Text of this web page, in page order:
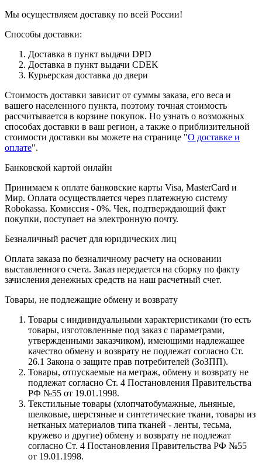
Мы осуществляем доставку по всей России!
Способы доставки:
Доставка в пункт выдачи DPD
Доставка в пункт выдачи CDEK
Курьерская доставка до двери
Стоимость доставки зависит от суммы заказа, его веса и
вашего населенного пункта, поэтому точная стоимость
рассчитывается в корзине покупок. Но узнать о возможных
способах доставки в ваш регион, а также о приблизительной
стоимости доставки вы можете на странице "О доставке и
оплате".
Банковской картой онлайн
Принимаем к оплате банковские карты Visa, MasterCard и
Мир. Оплата осуществляется через платежную систему
Robokassa. Комиссия - 0%. Чек, подтверждающий факт
покупки, поступает на электронную почту.
Безналичный расчет для юридических лиц
Оплата заказа по безналичному расчету на основании
выставленного счета. Заказ передается на сборку по факту
зачисления денежных средств на наш расчетный счет.
Товары, не подлежащие обмену и возврату
Товары с индивидуальными характеристиками (то есть
товары, изготовленные под заказ с параметрами,
утвержденными заказчиком), имеющими надлежащее
качество обмену и возврату не подлежат согласно Ст.
26.1 Закона о защите прав потребителей (ЗоЗПП).
Товары, отпускаемые на метраж, обмену и возврату не
подлежат согласно Ст. 4 Постановления Правительства
РФ №55 от 19.01.1998.
Текстильные товары (хлопчатобумажные, льняные,
шелковые, шерстяные и синтетические ткани, товары из
нетканых материалов типа тканей - ленты, тесьма,
кружево и другие) обмену и возврату не подлежат
согласно Ст. 4 Постановления Правительства РФ №55
от 19.01.1998.